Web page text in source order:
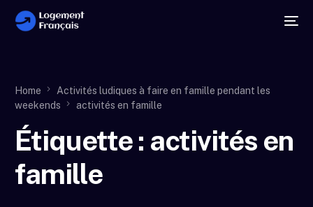
Home
Activités ludiques à faire en famille pendant les
weekends
activités en famille
Étiquette : activités en
famille